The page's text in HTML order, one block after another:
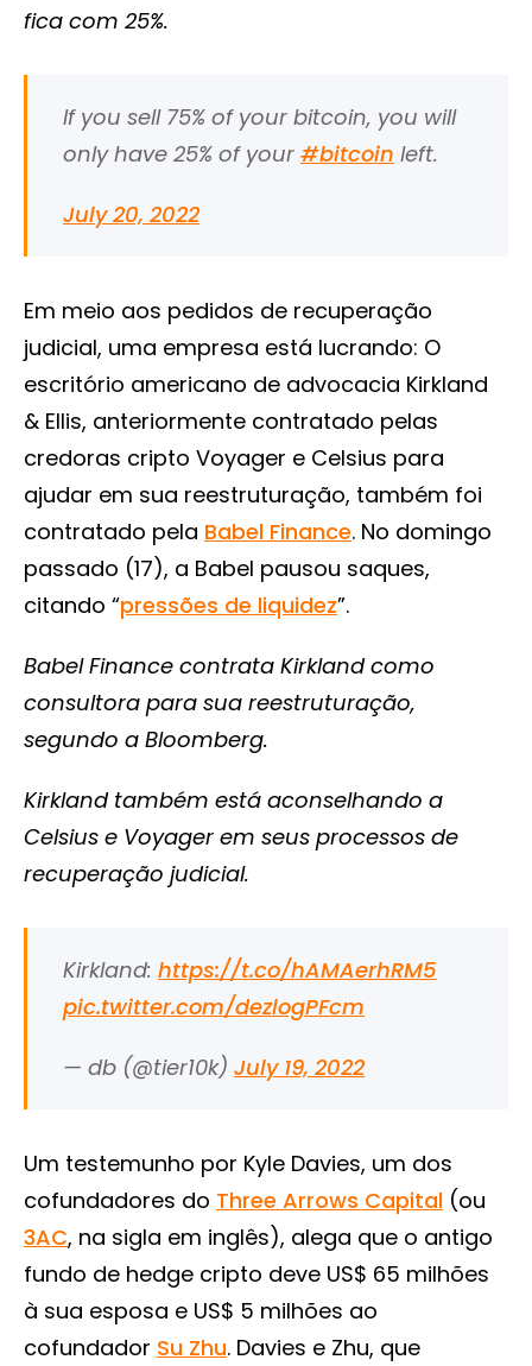
fica com 25%.
If you sell 75% of your bitcoin, you will
only have 25% of your #bitcoin left.
July 20, 2022
Em meio aos pedidos de recuperação
judicial, uma empresa está lucrando: O
escritório americano de advocacia Kirkland
& Ellis, anteriormente contratado pelas
credoras cripto Voyager e Celsius para
ajudar em sua reestruturação, também foi
contratado pela Babel Finance. No domingo
passado (17), a Babel pausou saques,
citando “pressões de liquidez”.
Babel Finance contrata Kirkland como
consultora para sua reestruturação,
segundo a Bloomberg.
Kirkland também está aconselhando a
Celsius e Voyager em seus processos de
recuperação judicial.
Kirkland: https://t.co/hAMAerhRM5
pic.twitter.com/dezlogPFcm
— db (@tier10k) July 19, 2022
Um testemunho por Kyle Davies, um dos
cofundadores do Three Arrows Capital (ou
3AC, na sigla em inglês), alega que o antigo
fundo de hedge cripto deve US$ 65 milhões
à sua esposa e US$ 5 milhões ao
cofundador Su Zhu. Davies e Zhu, que